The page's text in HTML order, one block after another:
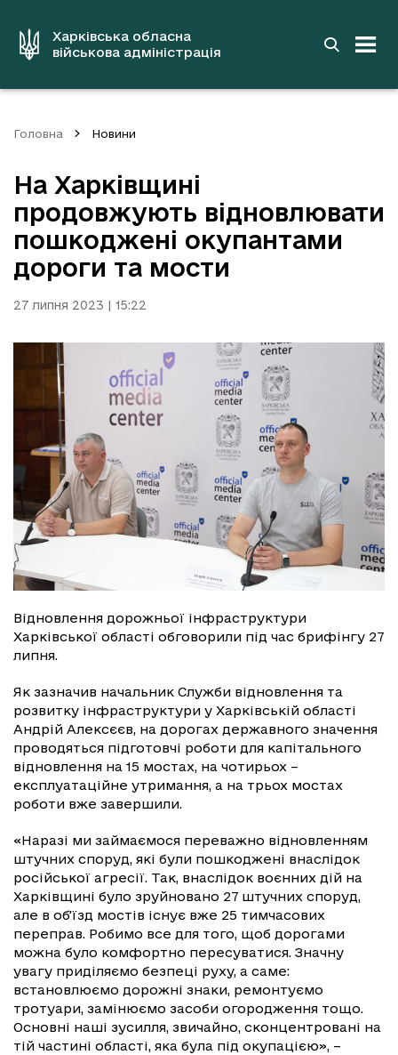
вмістуХарківська обласна
військова адміністрація
Головна Новини
На Харківщині
продовжують відновлювати
пошкоджені окупантами
дороги та мости
27 липня 2023 | 15:22
Відновлення дорожньої інфраструктури
Харківської області обговорили під час брифінгу 27
липня.
Як зазначив начальник Служби відновлення та
розвитку інфраструктури у Харківській області
Андрій Алексєєв, на дорогах державного значення
проводяться підготовчі роботи для капітального
відновлення на 15 мостах, на чотирьох –
експлуатаційне утримання, а на трьох мостах
роботи вже завершили.
«Наразі ми займаємося переважно відновленням
штучних споруд, які були пошкоджені внаслідок
російської агресії. Так, внаслідок воєнних дій на
Харківщині було зруйновано 27 штучних споруд,
але в об’їзд мостів існує вже 25 тимчасових
переправ. Робимо все для того, щоб дорогами
можна було комфортно пересуватися. Значну
увагу приділяємо безпеці руху, а саме:
встановлюємо дорожні знаки, ремонтуємо
тротуари, замінюємо засоби огородження тощо.
Основні наші зусилля, звичайно, сконцентровані на
тій частині області, яка була під окупацією», –